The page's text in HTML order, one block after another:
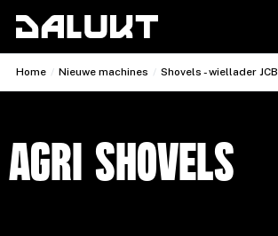
Home / Nieuwe machines / Shovels - wiellader JCB
Agri Shovels